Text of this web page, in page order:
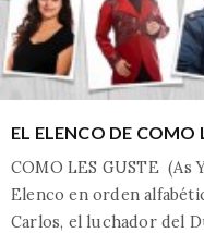
EL ELENCO DE COMO
COMO LES GUSTE (As
Elenco en orden
Carlos, el luchador del